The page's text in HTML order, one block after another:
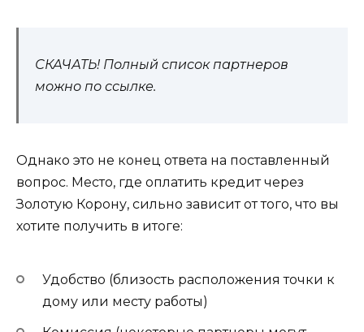
СКАЧАТЬ! Полный список партнеров
можно по ссылке.
Однако это не конец ответа на поставленный
вопрос. Место, где оплатить кредит через
Золотую Корону, сильно зависит от того, что вы
хотите получить в итоге:
Удобство (близость расположения точки к
дому или месту работы)